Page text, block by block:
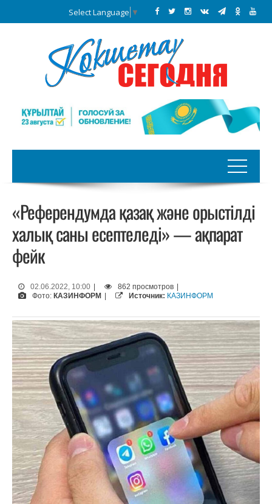
Select Language ▼
«Референдумда қазақ және орыстілді
халық саны есептеледі» — ақпарат
фейк
02.06.2022, 10:00 862 просмотров
Фото: КАЗИНФОРМ Источник: КАЗИНФОРМ